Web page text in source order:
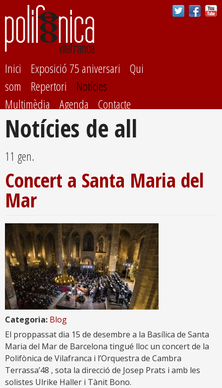
contingut
Inici Exposició 75 aniversari
Qui
som
Repertori
Notícies
Multimèdia
Agenda Contacte
Notícies de all
11 gen.
Concert a Santa Maria del
Mar
Categoria: Blog
El proppassat dia 15 de desembre a la Basílica de Santa
Maria del Mar de Barcelona tingué lloc un concert de la
Polifònica de Vilafranca i l’Orquestra de Cambra
Terrassa’48 , sota la direcció de Josep Prats i amb les
solistes Ulrike Haller i Tànit Bono.